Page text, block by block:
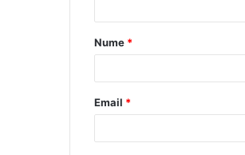
a
r
*
Nume *
Email *